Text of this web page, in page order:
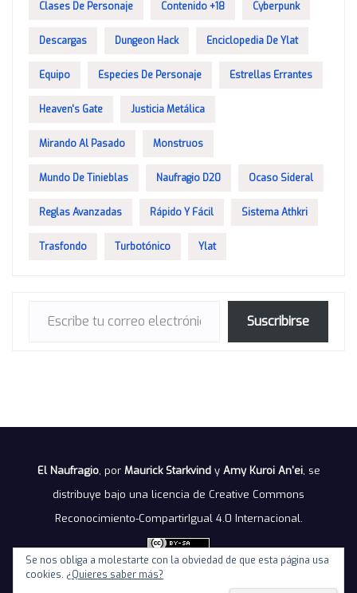
Clases De Personaje Contenido +18 Cyberpunk
Descargas Dungeon Hack Enciclopedia De Ylat
Equipo Especies De Personaje Estrellas Errantes
Heaven's Gate Justicia Metálica
Mirando Al Pasado Monstruos
Mundo De Tinieblas Naufragio D20 Ocaso Sideral
Reglas Avanzadas Rápido Y Fácil Sistema Athkri
Trasfondo Turbotónico Ylat
Suscribirse
El Naufragio, por Maurick Starkvindy Amy Kuroi An'ei, se
distribuye bajo una licencia de Creative Commons
Reconocimiento-CompartirIgual 4.0 Internacional.
Política de privacidad
Se nos obliga a molestarte con la obviedad de que esta página usa
cookies. ¿Quieres saber más?